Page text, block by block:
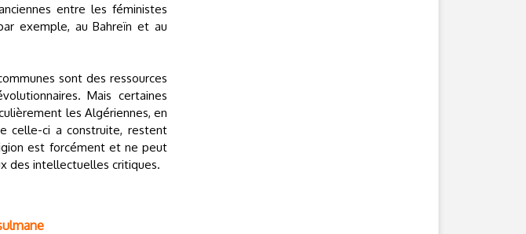
entre les féministes
exemple, au Bahreïn et au
sont des ressources
Mais certaines
les Algériennes, en
celle-ci a construite, restent
est forcément et ne peut
des intellectuelles critiques.